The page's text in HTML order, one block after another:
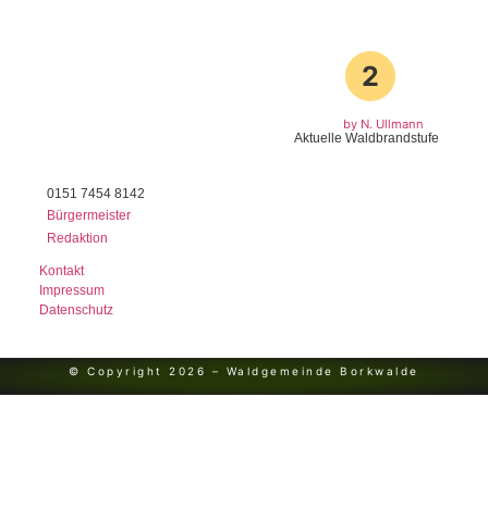
0151 7454 8142
Bürgermeister
Redaktion
2
by N. Ullmann
Aktuelle Waldbrandstufe
Kontakt
Impressum
Datenschutz
© Copyright 2026 – Waldgemeinde Borkwalde